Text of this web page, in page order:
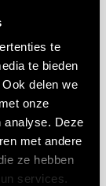
te
te bieden
delen we
onze
analyse. Deze
met andere
ze hebben
services.